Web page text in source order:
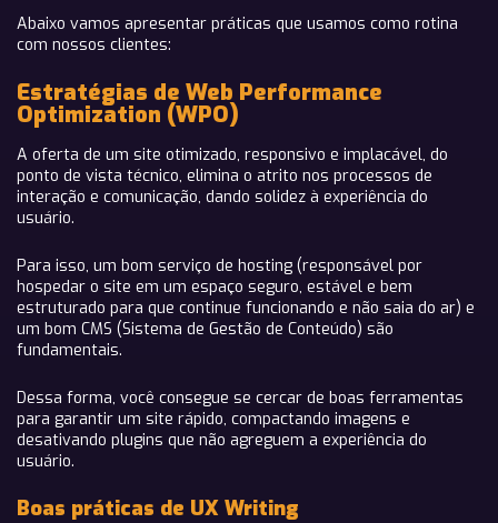
Abaixo vamos apresentar práticas que usamos como rotina
com nossos clientes:
Estratégias de Web Performance
Optimization (WPO)
A oferta de um site otimizado, responsivo e implacável, do
ponto de vista técnico, elimina o atrito nos processos de
interação e comunicação, dando solidez à experiência do
usuário.
Para isso, um bom serviço de hosting (responsável por
hospedar o site em um espaço seguro, estável e bem
estruturado para que continue funcionando e não saia do ar) e
um bom CMS (Sistema de Gestão de Conteúdo) são
fundamentais.
Dessa forma, você consegue se cercar de boas ferramentas
para garantir um site rápido, compactando imagens e
desativando plugins que não agreguem a experiência do
usuário.
Boas práticas de UX Writing